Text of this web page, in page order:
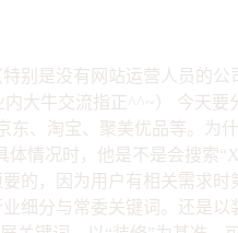
别是没有网站运营人员的
大牛交流指正^^~） 今天
、淘宝、聚美优品等。
情况时，他是不是会搜
的，因为用户有相关需求
分与常委关键词。还是